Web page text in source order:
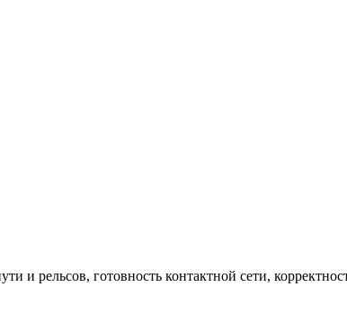
рельсов, готовность контактной сети,